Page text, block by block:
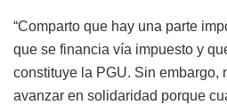
“Comparto que hay una parte
que se financia vía impuesto y
constituye la PGU. Sin embargo,
avanzar en solidaridad porque